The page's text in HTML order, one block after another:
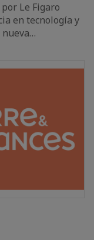
Le Figaro
en tecnología y